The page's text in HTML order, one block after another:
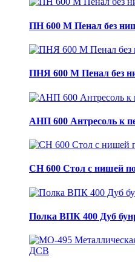
ПН 600 М Пенал без
ПНЯ 600 М Пенал без
АНП 600 Антресоль к
СН 600 Стол с нишей
Полка ВПК 400 Дуб